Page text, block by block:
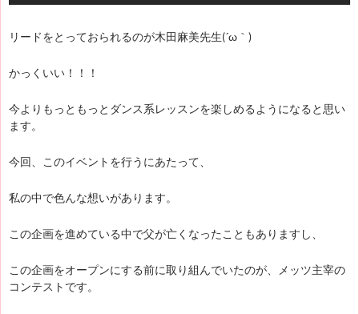
リードをとっておられるのが木田麻美先生(´ω｀)
かっくいい！！！
今よりもっともっとダンス系レッスンを楽しめるようになると思い
ます。
今回、このイベントを行うにあたって、
私の中で色んな想いがあります。
この企画を進めている中で父が亡くなったこともありますし、
この企画をオープンにする前に取り組んでいたのが、メッツ主宰の
コンテストです。